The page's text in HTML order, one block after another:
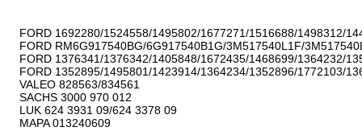
FORD 1692280/1524558/1495802/1677271/1516688/1498312/
FORD RM6G917540BG/6G917540B1G/3M517540L1F/
FORD 1376341/1376342/1405848/1672435/1468699/1364232/
FORD 1352895/1495801/1423914/1364234/1352896/1772103/
VALEO 828563/834561
SACHS 3000 970 012
LUK 624 3931 09/624 3378 09
MAPA 013240609